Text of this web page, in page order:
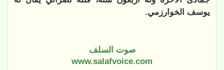
يوسف الخوارزمي.
صوت السلف
www.salafvoice.com